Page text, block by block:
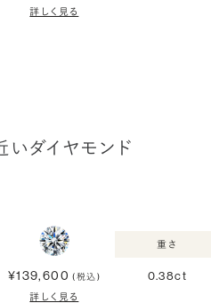
詳しく見る
いダイヤモンド
¥139,600 (税込)
詳しく見る
重さ
0.38ct